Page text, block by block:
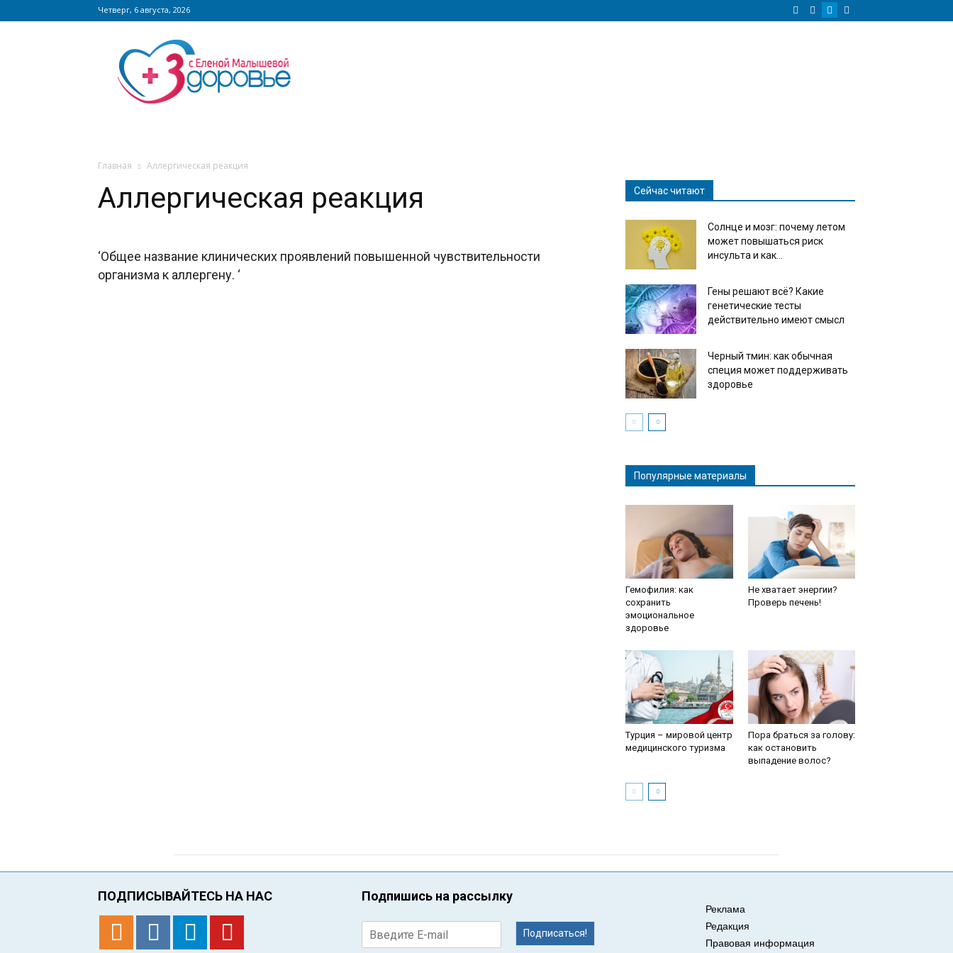
Четверг, 6 августа, 2026
Сайт
zdorovieinfo.ru
крупнейший
медицинский
Главная Аллергическая реакция
Аллергическая реакция
‘Общее название клинических проявлений повышенной чувствительности
организма к аллергену. ‘
Сейчас читают
Солнце и мозг: почему летом
может повышаться риск
инсульта и как...
Гены решают всё? Какие
генетические тесты
действительно имеют смысл
Черный тмин: как обычная
специя может поддерживать
здоровье
Популярные материалы
Гемофилия: как
сохранить
эмоциональное
здоровье
Не хватает энергии?
Проверь печень!
Турция – мировой центр
медицинского туризма
Пора браться за голову:
как остановить
выпадение волос?
ПОДПИСЫВАЙТЕСЬ НА НАС Подпишись на рассылку
Подписаться!
Реклама
Редакция
Правовая информация